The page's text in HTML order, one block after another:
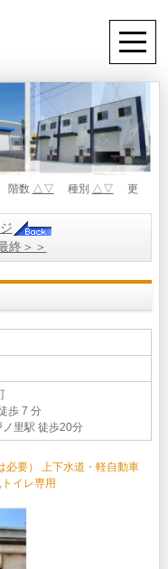
階数 △▽ 種別 △▽ 更
終＞＞
歩 7 分
里駅 徒歩20分
必要） 上下水道・軽自動車
イレ専用